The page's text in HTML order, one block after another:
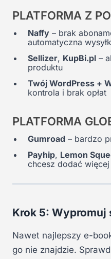
PLATFORMA Z
Naffy – brak
automatyczna
Sellizer, KupBi.pl –
produktu
Twój WordPress +
kontrola i brak opłat
PLATFORMA
Gumroad – bardzo
Payhip, Lemon
chcesz dodać
Krok 5:
Nawet najlepszy e-
go nie znajdzie.